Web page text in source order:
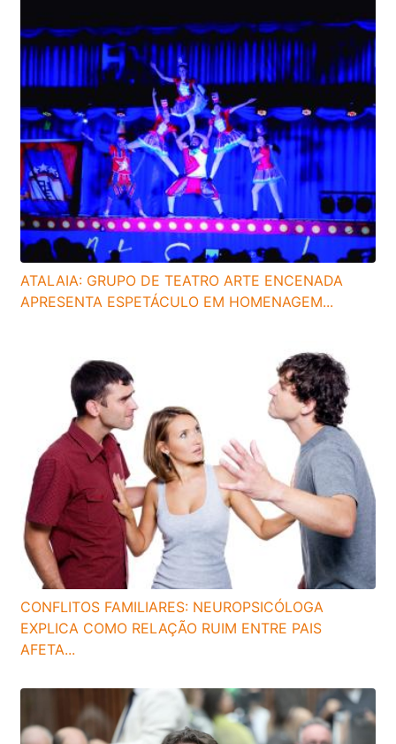
ATALAIA: GRUPO DE TEATRO ARTE ENCENADA
APRESENTA ESPETÁCULO EM HOMENAGEM...
CONFLITOS FAMILIARES: NEUROPSICÓLOGA
EXPLICA COMO RELAÇÃO RUIM ENTRE PAIS
AFETA...